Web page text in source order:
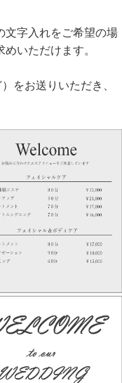
文字入れをご希望の場
いただけます。
をお送りいただき、